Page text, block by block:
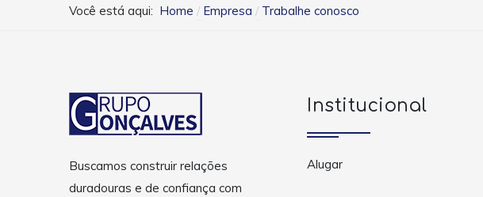
Você está aqui: Home Empresa Trabalhe conosco
Buscamos construir relações
duradouras e de confiança com
Institucional
Alugar